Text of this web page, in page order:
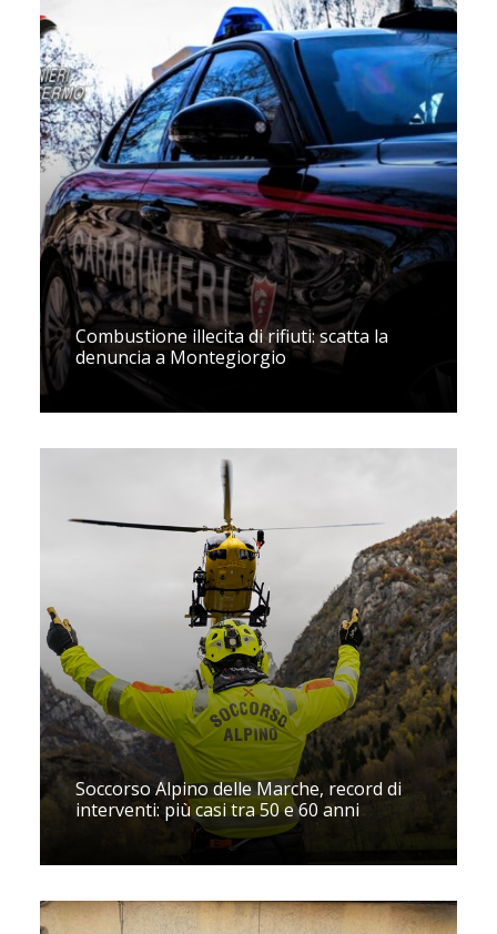
Combustione illecita di rifiuti: scatta la
denuncia a Montegiorgio
Soccorso Alpino delle Marche, record di
interventi: più casi tra 50 e 60 anni